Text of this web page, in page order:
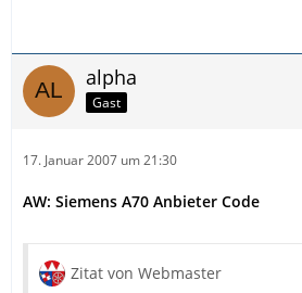
alpha
Gast
17. Januar 2007 um 21:30
AW: Siemens A70 Anbieter Code
Zitat von Webmaster